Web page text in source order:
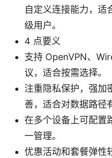
自定义连接能力，适
级用户。
4 点要义
支持 OpenVPN、
议，适合按需选择。
注重隐私保护，强加
善，适合对数据路径
在多个设备上可配置
一管理。
优惠活动和套餐弹性